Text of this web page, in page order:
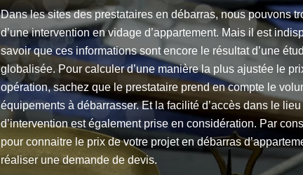
Dans les sites des prestataires en débarras, nous pouvons
d’une intervention en vidage d’appartement. Mais il est
savoir que ces informations sont encore le résultat d’une
globalisée. Pour calculer d’une manière la plus ajustée le
opération, sachez que le prestataire prend en compte le
équipements à débarrasser. Et la facilité d’accès dans le lieu
d’intervention est également prise en considération. Par
pour connaitre le prix de votre projet en débarras
réaliser une demande de devis.